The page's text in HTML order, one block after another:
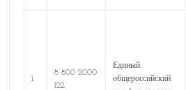
1
8 800 2000
122
Единый
общероссийский